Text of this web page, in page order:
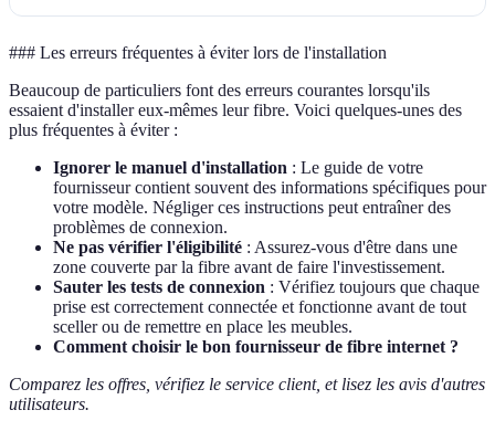
### Les erreurs fréquentes à éviter lors de l'installation
Beaucoup de particuliers font des erreurs courantes lorsqu'ils
essaient d'installer eux-mêmes leur fibre. Voici quelques-unes des
plus fréquentes à éviter :
Ignorer le manuel d'installation : Le guide de votre
fournisseur contient souvent des informations spécifiques pour
votre modèle. Négliger ces instructions peut entraîner des
problèmes de connexion.
Ne pas vérifier l'éligibilité : Assurez-vous d'être dans une
zone couverte par la fibre avant de faire l'investissement.
Sauter les tests de connexion : Vérifiez toujours que chaque
prise est correctement connectée et fonctionne avant de tout
sceller ou de remettre en place les meubles.
Comment choisir le bon fournisseur de fibre internet ?
Comparez les offres, vérifiez le service client, et lisez les avis d'autres
utilisateurs.